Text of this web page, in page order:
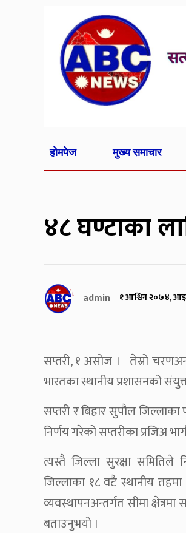
होमपेज मुख्य समाचार
४८ घण्टाका
admin १ आश्विन २०७४,
सप्तरी, १ असोज । तेस्रो
भारतका स्थानीय प्रशासनको
सप्तरी र बिहार सुपौल
निर्णय गरेको सप्तरीका प्रजिअ
त्यस्तै जिल्ला सुरक्षा समितिले
जिल्लाका १८ वटै स्थानीय तहमा
व्यवस्थापनअन्तर्गत सीमा
बताउनुभयो ।